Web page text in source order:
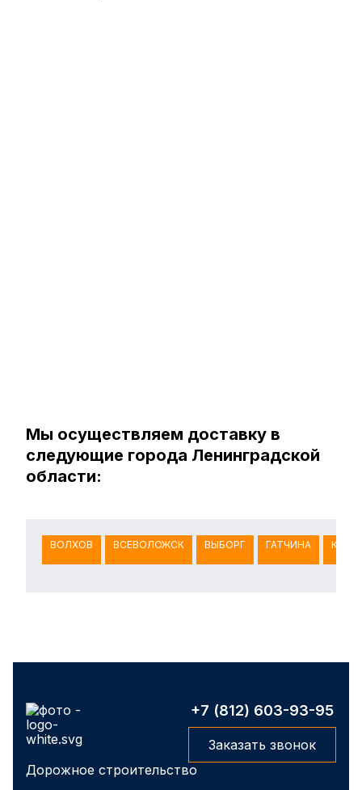
Мы осуществляем доставку в
следующие города Ленинградской
области:
ВОЛХОВ ВСЕВОЛОЖСК ВЫБОРГ ГАТЧИНА
+7 (812) 603-93-95
Заказать звонок
Дорожное строительство